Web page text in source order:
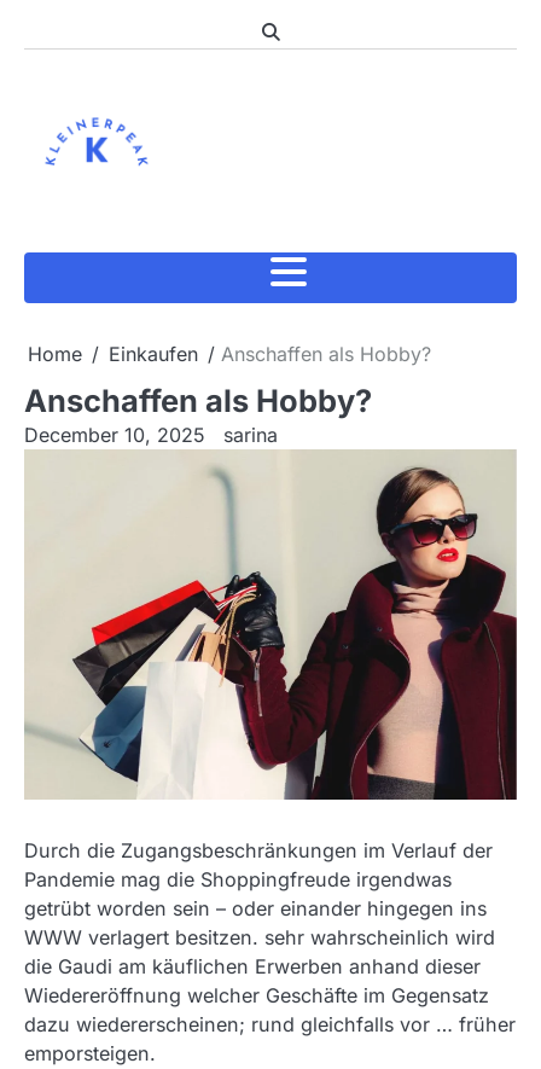
Home Einkaufen Anschaffen als Hobby?
Anschaffen als Hobby?
December 10, 2025 sarina
Durch die Zugangsbeschränkungen im Verlauf der
Pandemie mag die Shoppingfreude irgendwas
getrübt worden sein – oder einander hingegen ins
WWW verlagert besitzen. sehr wahrscheinlich wird
die Gaudi am käuflichen Erwerben anhand dieser
Wiedereröffnung welcher Geschäfte im Gegensatz
dazu wiedererscheinen; rund gleichfalls vor … früher
emporsteigen.